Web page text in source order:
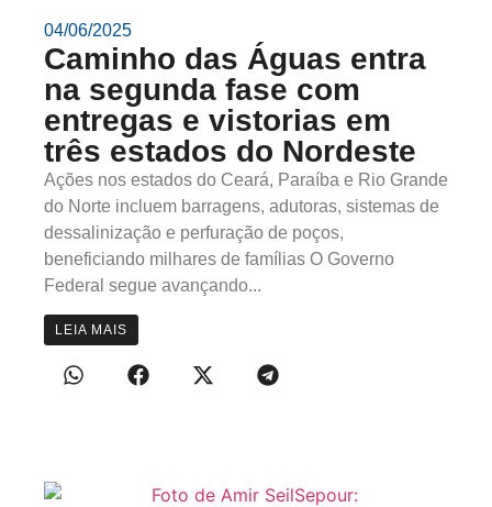
04/06/2025
Caminho das Águas entra
na segunda fase com
entregas e vistorias em
três estados do Nordeste
Ações nos estados do Ceará, Paraíba e Rio Grande
do Norte incluem barragens, adutoras, sistemas de
dessalinização e perfuração de poços,
beneficiando milhares de famílias O Governo
Federal segue avançando...
LEIA MAIS